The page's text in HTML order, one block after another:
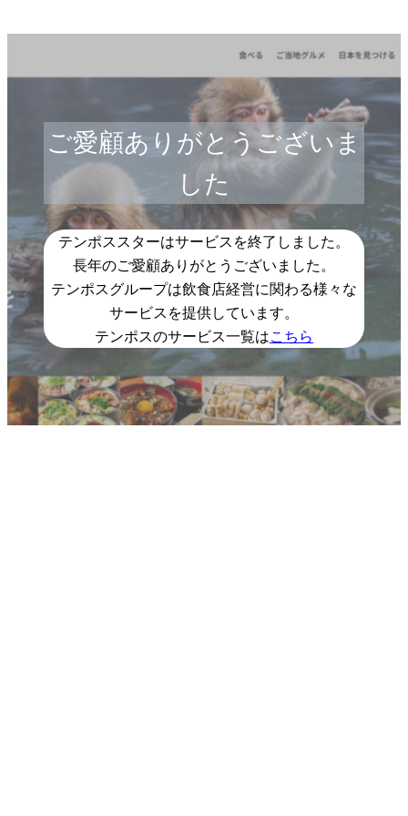
ご愛顧ありがとうございま
した
テンポススターはサービスを終了しました。
長年のご愛顧ありがとうございました。
テンポスグループは飲食店経営に関わる様々な
サービスを提供しています。
テンポスのサービス一覧はこちら